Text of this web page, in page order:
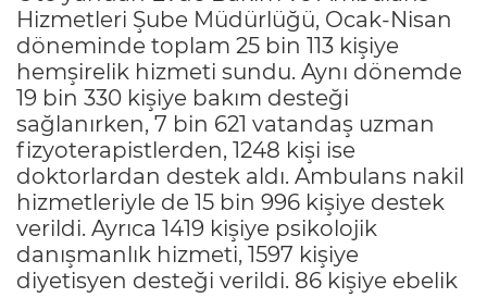
Hizmetleri Şube Müdürlüğü, Ocak-Nisan
döneminde toplam 25 bin 113 kişiye
hemşirelik hizmeti sundu. Aynı dönemde
19 bin 330 kişiye bakım desteği
sağlanırken, 7 bin 621 vatandaş uzman
fizyoterapistlerden, 1248 kişi ise
doktorlardan destek aldı. Ambulans nakil
hizmetleriyle de 15 bin 996 kişiye destek
verildi. Ayrıca 1419 kişiye psikolojik
danışmanlık hizmeti, 1597 kişiye
diyetisyen desteği verildi. 86 kişiye ebelik